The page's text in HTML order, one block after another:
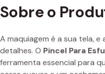
Sobre o
A maquiagem é a sua tela,
detalhes. O Pincel Para
ferramenta essencial para